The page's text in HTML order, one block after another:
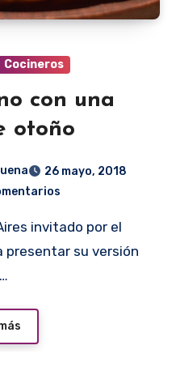
Cocineros
con una
otoño
26 mayo, 2018
presentar su versión